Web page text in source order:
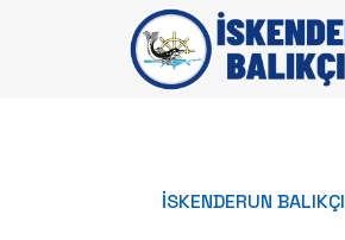
İSKENDERUN